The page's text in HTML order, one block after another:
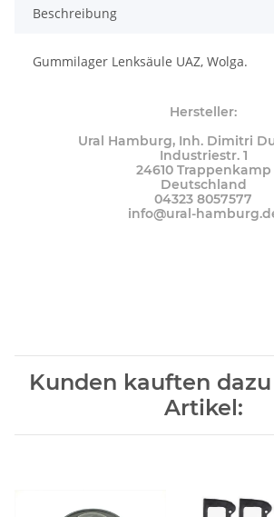
Beschreibung
Gummilager Lenksäule UAZ, Wolga.
Hersteller:
Ural Hamburg, Inh. Dimitri
Industriestr. 1
24610 Trappenkamp
Deutschland
04323 8057577
info@ural-
Kunden kauften
Artikel: